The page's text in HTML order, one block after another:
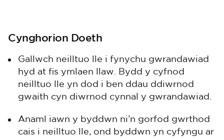
Cynghorion Doeth
Gallwch neilltuo lle i fynychu gwrandawiad
hyd at fis ymlaen llaw. Bydd y cyfnod
neilltuo lle yn dod i ben ddau ddiwrnod
gwaith cyn diwrnod cynnal y gwrandawiad.
Anaml iawn y byddwn ni’n gorfod gwrthod
cais i neilltuo lle, ond byddwn yn cyfyngu ar